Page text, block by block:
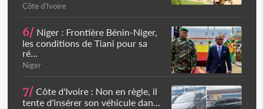
Côte d'Ivoire
6/ Niger : Frontière Bénin-Niger,
les conditions de Tiani pour sa
ré...
Niger
7/ Côte d'Ivoire : Non en règle, il
tente d'insérer son véhicule dan...